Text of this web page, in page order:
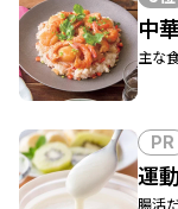
中
主な
PR
運
腸活